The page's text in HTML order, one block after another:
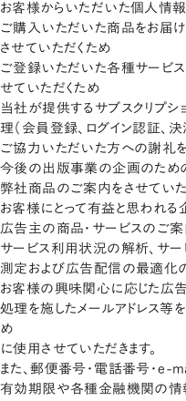
お客様からいただいた個人情
ご購入いただいた商品をお届
させていただくため
ご登録いただいた各種サービス
せていただくため
当社が提供するサブスクリプシ
理（会員登録、ログイン認証、
ご協力いただいた方への謝礼
今後の出版事業の企画のため
弊社商品のご案内をさせていた
お客様にとって有益と思われ
広告主の商品・サービスのご案
サービス利用状況の解析、サ
測定および広告配信の最適化
お客様の興味関心に応じた広
処理を施したメールアドレス
め
に使用させていただきます。
また、郵便番号・電話番号・e-
有効期限や各種金融機関の情